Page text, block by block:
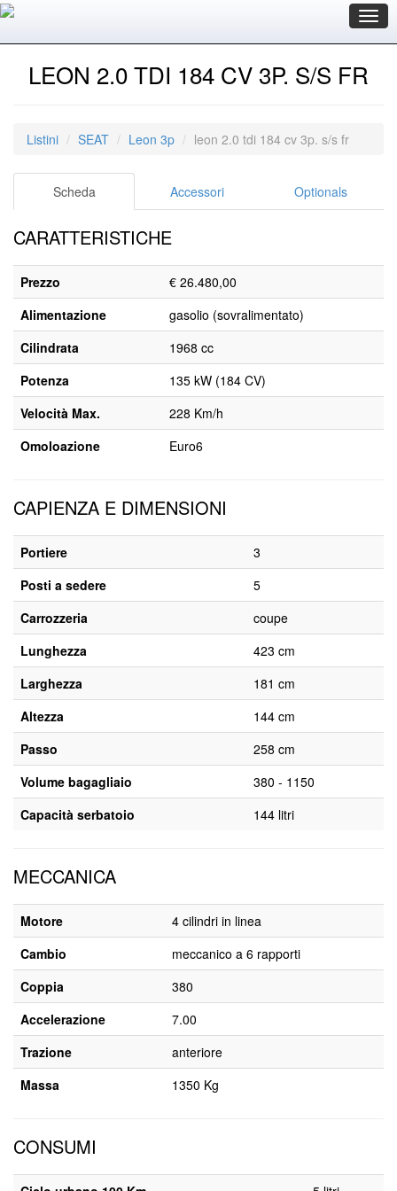
LEON 2.0 TDI 184 CV 3P. S/S FR
Listini SEAT Leon 3p leon 2.0 tdi 184 cv 3p. s/s fr
Scheda Accessori Optionals
CARATTERISTICHE
Prezzo
€ 26.480,00
Alimentazione
gasolio (sovralimentato)
Cilindrata
1968 cc
Potenza
135 kW (184 CV)
Velocità Max.
228 Km/h
Omoloazione
Euro6
CAPIENZA E DIMENSIONI
Portiere
3
Posti a sedere
5
Carrozzeria
coupe
Lunghezza
423 cm
Larghezza
181 cm
Altezza
144 cm
Passo
258 cm
Volume bagagliaio
380 - 1150
Capacità serbatoio
144 litri
MECCANICA
Motore
4 cilindri in linea
Cambio
meccanico a 6 rapporti
Coppia
380
Accelerazione
7.00
Trazione
anteriore
Massa
1350 Kg
CONSUMI